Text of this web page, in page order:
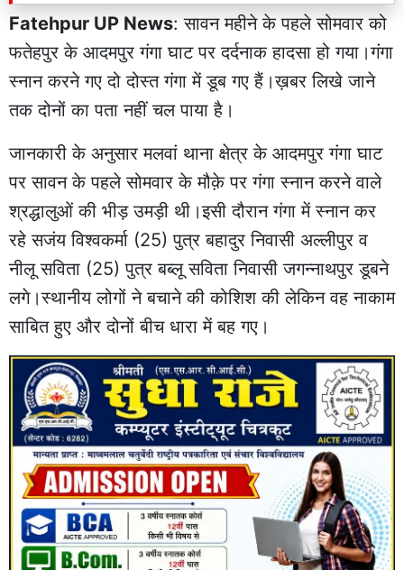
Fatehpur UP News: सावन महीने के पहले सोमवार को
फतेहपुर के आदमपुर गंगा घाट पर दर्दनाक हादसा हो गया।गंगा
स्नान करने गए दो दोस्त गंगा में डूब गए हैं।ख़बर लिखे जाने
तक दोनों का पता नहीं चल पाया है।
जानकारी के अनुसार मलवां थाना क्षेत्र के आदमपुर गंगा घाट
पर सावन के पहले सोमवार के मौक़े पर गंगा स्नान करने वाले
श्रद्धालुओं की भीड़ उमड़ी थी।इसी दौरान गंगा में स्नान कर
रहे सजंय विश्वकर्मा (25) पुत्र बहादुर निवासी अल्लीपुर व
नीलू सविता (25) पुत्र बब्लू सविता निवासी जगन्नाथपुर डूबने
लगे।स्थानीय लोगों ने बचाने की कोशिश की लेकिन वह नाकाम
साबित हुए और दोनों बीच धारा में बह गए।